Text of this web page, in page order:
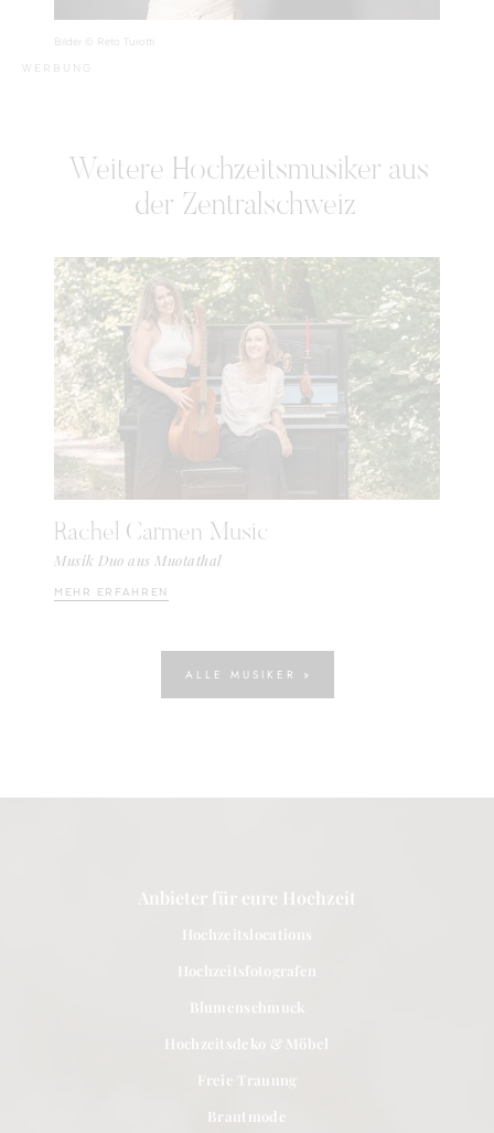
Bilder © Reto Turotti
WERBUNG
Weitere Hochzeitsmusiker aus
der Zentralschweiz
Rachel Carmen Music
Musik Duo aus Muotathal
MEHR ERFAHREN
ALLE MUSIKER »
Anbieter für eure Hochzeit
Hochzeitslocations
Hochzeitsfotografen
Blumenschmuck
Hochzeitsdeko & Möbel
Freie Trauung
Brautmode